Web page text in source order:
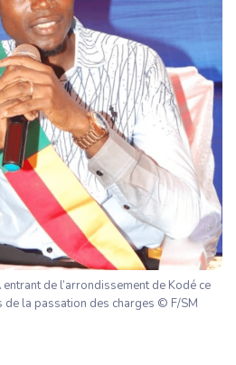
de l’arrondissement de Kodé ce
la passation des charges © F/SM